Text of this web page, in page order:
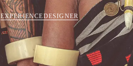
EXPERIENCEDESIGNER